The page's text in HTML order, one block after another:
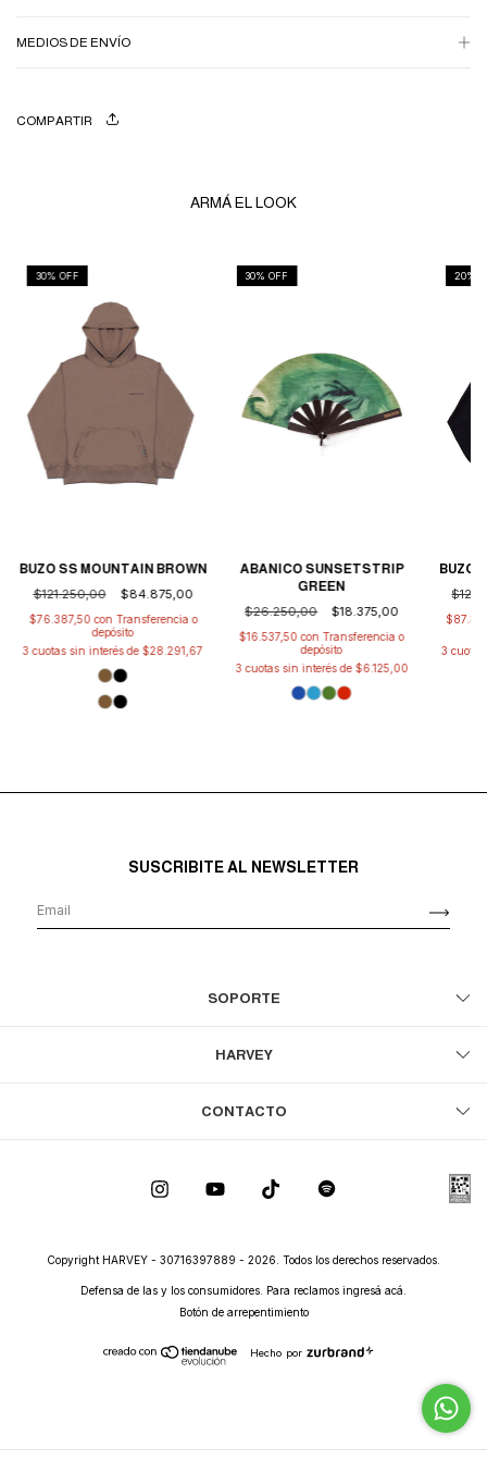
MEDIOS DE ENVÍO
COMPARTIR
ARMÁ EL LOOK
30% OFF
BUZO SS MOUNTAIN BROWN
$121.250,00
$84.875,00
$76.387,50con Transferencia o
depósito
3 cuotas sin interés de $28.291,67
30% OFF
ABANICO SUNSETSTRIP
GREEN
$26.250,00
$18.375,00
$16.537,50con Transferencia o
depósito
3 cuotas sin interés de $6.125,00
20%
BUZO
3
SUSCRIBITE AL NEWSLETTER
SOPORTE
HARVEY
CONTACTO
Copyright HARVEY - 30716397889 - 2026. Todos los derechos reservados.
Defensa de las y los consumidores. Para reclamos ingresá acá.
Botón de arrepentimiento
Hecho por